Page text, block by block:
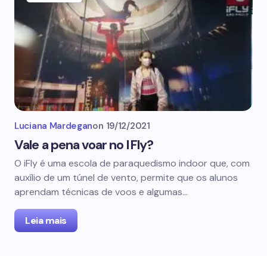
Luciana Mardeganon 19/12/2021
Vale a pena voar no IFly?
O iFly é uma escola de paraquedismo indoor que, com
auxílio de um túnel de vento, permite que os alunos
aprendam técnicas de voos e algumas…
Leia mais